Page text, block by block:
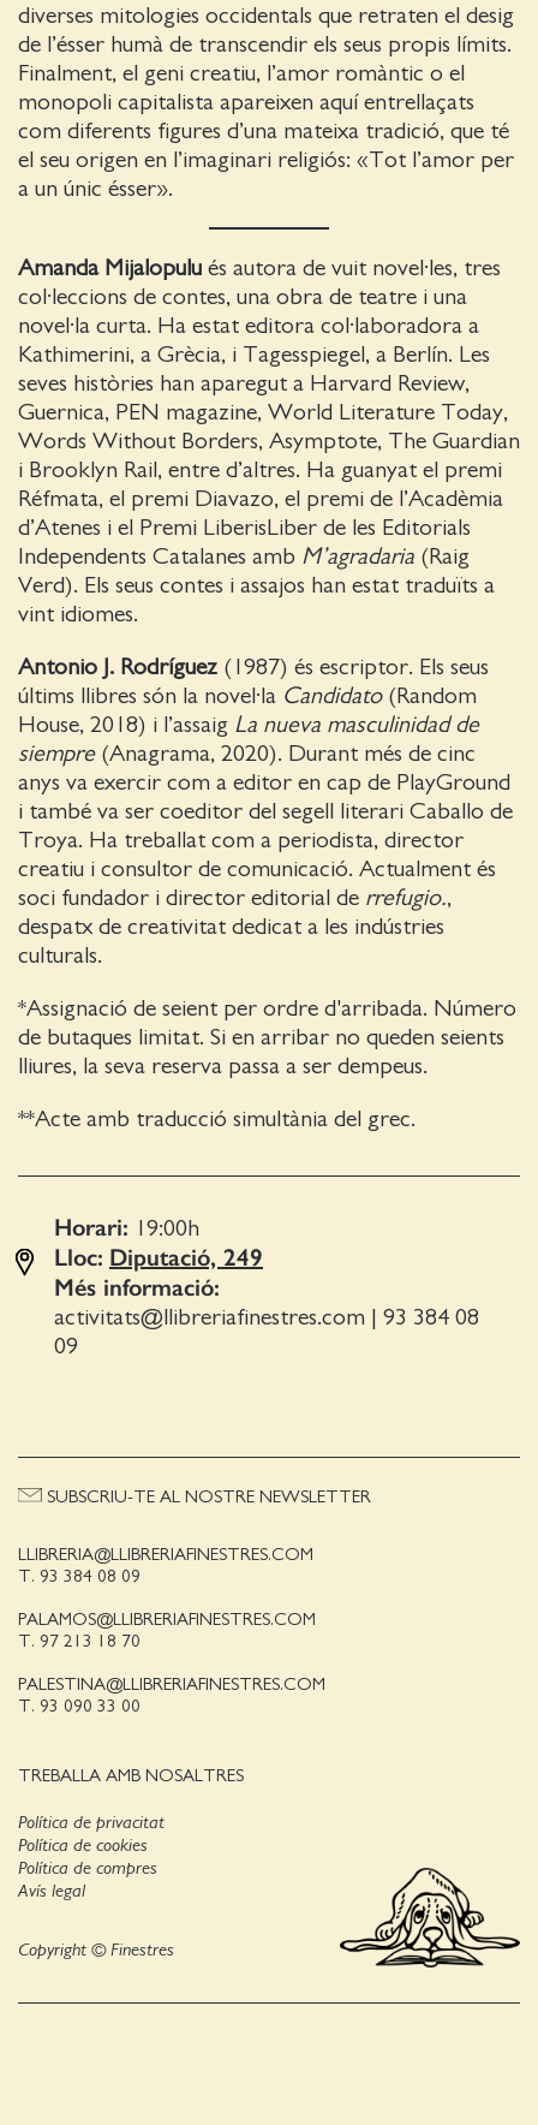
diverses mitologies occidentals que retraten el desig
de l’ésser humà de transcendir els seus propis límits.
Finalment, el geni creatiu, l’amor romàntic o el
monopoli capitalista apareixen aquí entrellaçats
com diferents figures d’una mateixa tradició, que té
el seu origen en l’imaginari religiós: «Tot l’amor per
a un únic ésser».
Amanda Mijalopulu és autora de vuit novel·les, tres
col·leccions de contes, una obra de teatre i una
novel·la curta. Ha estat editora col·laboradora a
Kathimerini, a Grècia, i Tagesspiegel, a Berlín. Les
seves històries han aparegut a Harvard Review,
Guernica, PEN magazine, World Literature Today,
Words Without Borders, Asymptote, The Guardian
i Brooklyn Rail, entre d’altres. Ha guanyat el premi
Réfmata, el premi Diavazo, el premi de l’Acadèmia
d’Atenes i el Premi LiberisLiber de les Editorials
Independents Catalanes amb M’agradaria (Raig
Verd). Els seus contes i assajos han estat traduïts a
vint idiomes.
Antonio J. Rodríguez (1987) és escriptor. Els seus
últims llibres són la novel·la Candidato(Random
House, 2018) i l’assaig La nueva masculinidad de
siempre(Anagrama, 2020). Durant més de cinc
anys va exercir com a editor en cap de PlayGround
i també va ser coeditor del segell literari Caballo de
Troya. Ha treballat com a periodista, director
creatiu i consultor de comunicació. Actualment és
soci fundador i director editorial de rrefugio.,
despatx de creativitat dedicat a les indústries
culturals.
*Assignació de seient per ordre d'arribada. Número
de butaques limitat. Si en arribar no queden seients
lliures, la seva reserva passa a ser dempeus.
**Acte amb traducció simultània del grec.
Horari: 19:00 h
Lloc: Diputació, 249
Més informació:
activitats@llibreriafinestres.com
93 384 08
09
LLIBRERIA@LLIBRERIAFINESTRES.COM
T. 93 384 08 09
PALAMOS@LLIBRERIAFINESTRES.COM
T. 97 213 18 70
PALESTINA@LLIBRERIAFINESTRES.COM
T. 93 090 33 00
TREBALLA AMB NOSALTRES
SUBSCRIU-TE AL NOSTRE NEWSLETTER
Política de privacitat
Política de cookies
Avís legal
Política de compres
Copyright © Finestres